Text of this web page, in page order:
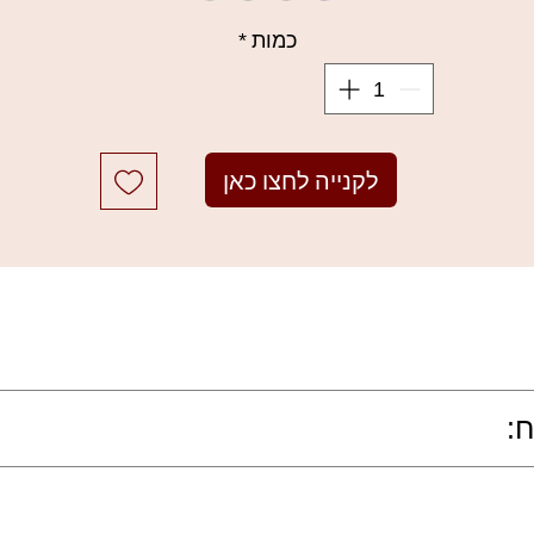
כמות *
לקנייה לחצו כאן
בפיגמנט; מספיקה נגיעה קלה מהצללית כדי לקבל צבע עז ומרשים.